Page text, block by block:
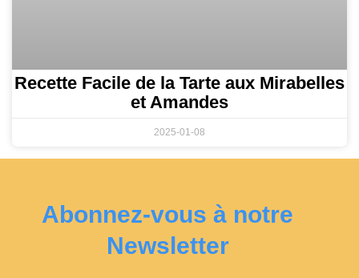
Recette Facile de la Tarte aux Mirabelles
et Amandes
2025-01-08
Abonnez-vous à notre
Newsletter